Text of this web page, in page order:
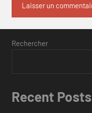
Rechercher
Recent Posts